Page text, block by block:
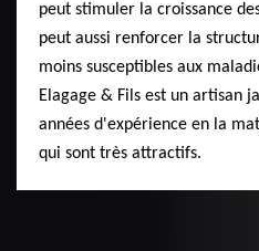
peut stimuler la croissance
peut aussi renforcer la
moins susceptibles aux
Elagage & Fils est un artisan
années d'expérience en la
qui sont très attractifs.